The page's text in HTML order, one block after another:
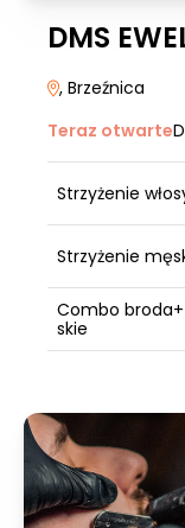
DMS
, Brzeźnica
Teraz otwarte
Strzyżenie
Strzyżenie
Combo
skie